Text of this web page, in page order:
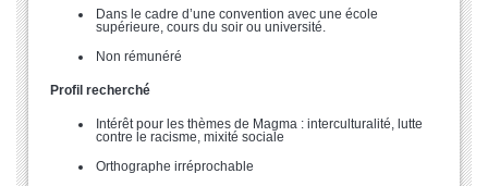
Dans le cadre d’une convention avec une école
supérieure, cours du soir ou université.
Non rémunéré
Profil recherché
Intérêt pour les thèmes de Magma : interculturalité, lutte
contre le racisme, mixité sociale
Orthographe irréprochable